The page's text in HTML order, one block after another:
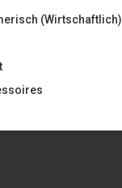
(Wirtschaftlich)